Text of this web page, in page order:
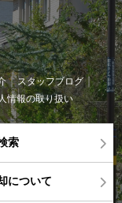
スタッフブログ
情報の取り扱い
索
について